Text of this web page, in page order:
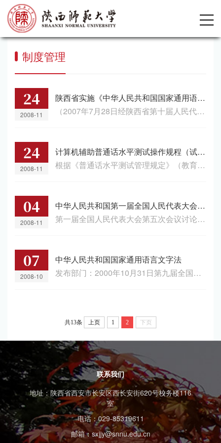
制度管理
24
2008-11
陕西省实施《中华人民共和国国家通用语言文字法》办法
（2007年7月28日经陕西省第十届人民代表大会常务委员会第三十二次...
24
2008-11
计算机辅助普通话水平测试操作规程（试行）
根据《普通话水平测试管理规定》（教育部令第16号），结合计算机...
04
2008-11
中华人民共和国第一届全国人民代表大会第五次会议关于汉语拼音方案的决议
第一届全国人民代表大会第五次会议讨论了国务院周恩来总理提出的...
07
2008-10
中华人民共和国国家通用语言文字法
发布部门：2000年10月31日第九届全国人民代表大会常务委员会第十...
共13条 上页 1 2 下页
联系我们
地址：陕西省西安市长安区西长安街620号校务楼116
室
电话：029-85319611
邮箱：sxjjy@snnu.edu.cn